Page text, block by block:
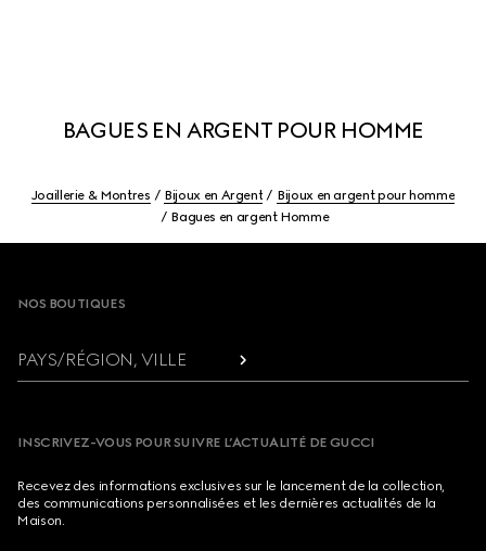
BAGUES EN ARGENT POUR HOMME
Joaillerie & Montres Bijoux en Argent
Bijoux en argent pour homme
Bagues en argent Homme
NOS BOUTIQUES
PAYS/RÉGION, VILLE
INSCRIVEZ-VOUS POUR SUIVRE L’ACTUALITÉ DE GUCCI
Recevez des informations exclusives sur le lancement de la collection,
des communications personnalisées et les dernières actualités de la
Maison.